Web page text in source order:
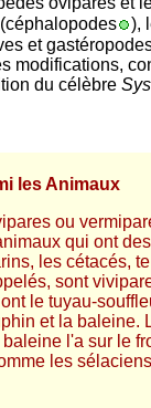
(céphalopodes
),
et
modifications,
du célèbre
les Animaux
ou
qui ont
les cétacés,
sont
le tuyau-
et la baleine.
l'a sur le
les